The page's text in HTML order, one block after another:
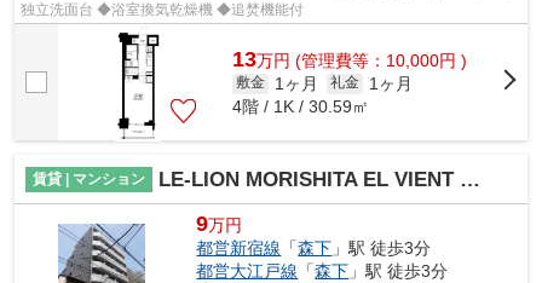
独立洗面台 ◆浴室換気乾燥機 ◆追焚機能付
13万円 (管理費等：10,000円 )
敷金 1ヶ月 礼金
1ヶ月
4階 / 1K / 30.59㎡
賃貸 | マンション LE-LION MORISHITA EL VIENT EARTH
9万円
都営新宿線 「森下 」駅 徒歩3分
都営大江戸線 「森下 」駅 徒歩3分